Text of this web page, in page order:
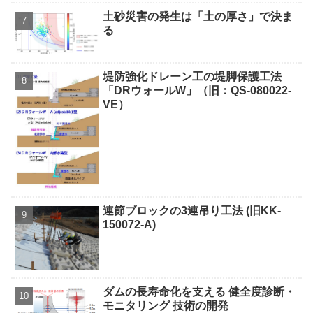
土砂災害の発生は「土の厚さ」で決ま
る
堤防強化ドレーン工の堤脚保護工法
「DRウォールW」（旧：QS-080022-
VE）
連節ブロックの3連吊り工法 (旧KK-
150072-A)
ダムの長寿命化を支える 健全度診断・
モニタリング 技術の開発